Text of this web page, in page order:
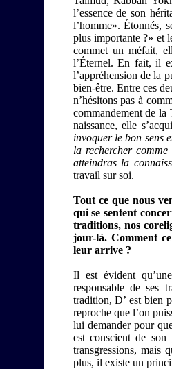
l’essence de son
l’homme». Étonnés,
plus importante ?» et
commet un méfait,
l’Éternel. En fait, il
l’appréhension de la
bien-être. Entre ces
n’hésitons pas à
commandement de la
naissance, elle
invoquer le bon sens
la rechercher
atteindras la
travail sur soi.
Tout ce que nous
qui se sentent
traditions, nos
jour-là. Comment
leur arrive ?
Il est évident
responsable de ses
tradition, D’ est bien
reproche que l’on
lui demander pour
est conscient de son
transgressions, mais
plus, il existe un